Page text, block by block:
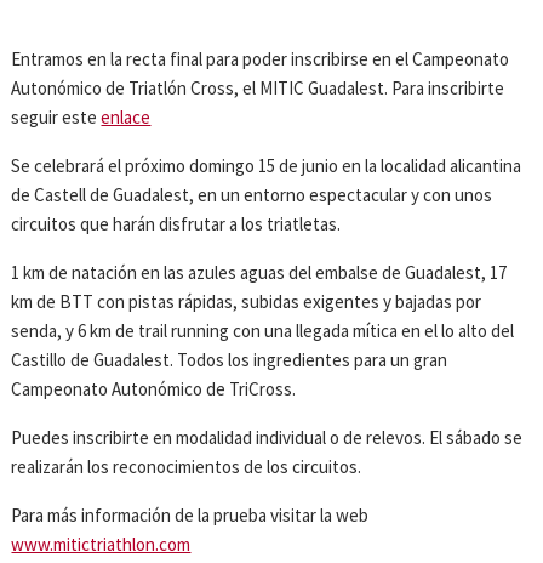
Entramos en la recta final para poder inscribirse en el Campeonato
Autonómico de Triatlón Cross, el MITIC Guadalest. Para inscribirte
seguir esteenlace
Se celebrará el próximo domingo 15 de junio en la localidad alicantina
de Castell de Guadalest, en un entorno espectacular y con unos
circuitos que harán disfrutar a los triatletas.
1 km de natación en las azules aguas del embalse de Guadalest, 17
km de BTT con pistas rápidas, subidas exigentes y bajadas por
senda, y 6 km de trail running con una llegada mítica en el lo alto del
Castillo de Guadalest. Todos los ingredientes para un gran
Campeonato Autonómico de TriCross.
Puedes inscribirte en modalidad individual o de relevos. El sábado se
realizarán los reconocimientos de los circuitos.
Para más información de la prueba visitar la web
www.mitictriathlon.com